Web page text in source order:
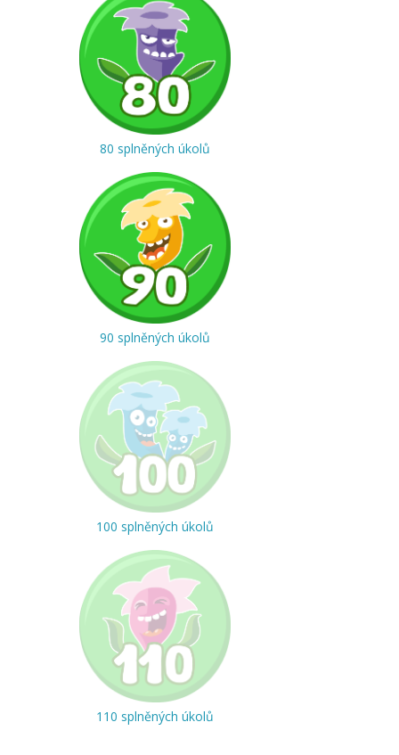
80 splněných úkolů
90 splněných úkolů
100 splněných úkolů
110 splněných úkolů